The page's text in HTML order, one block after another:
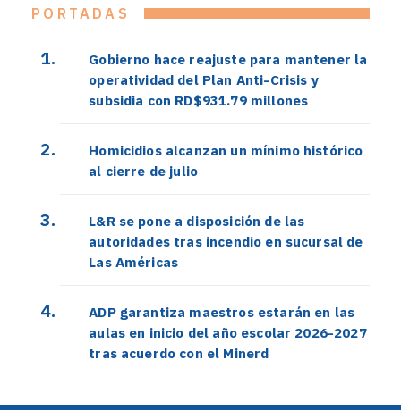
PORTADAS
Gobierno hace reajuste para mantener la
operatividad del Plan Anti-Crisis y
subsidia con RD$931.79 millones
Homicidios alcanzan un mínimo histórico
al cierre de julio
L&R se pone a disposición de las
autoridades tras incendio en sucursal de
Las Américas
ADP garantiza maestros estarán en las
aulas en inicio del año escolar 2026-2027
tras acuerdo con el Minerd